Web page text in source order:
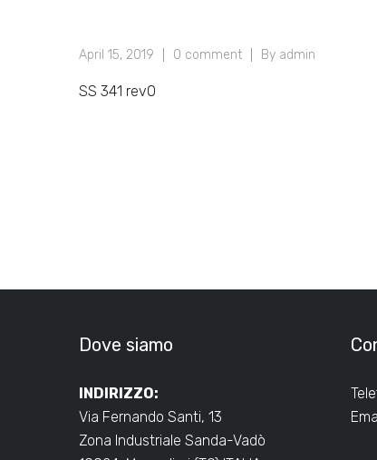
April 15, 2019 0 comment By admin
SS 341 rev0
Dove siamo
INDIRIZZO:
Via Fernando Santi, 13
Zona Industriale Sanda-Vadò